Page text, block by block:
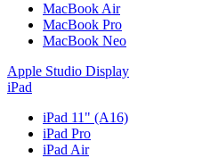
MacBook Air
MacBook Pro
MacBook Neo
Apple Studio Display
iPad
iPad 11" (A16)
iPad Pro
iPad Air